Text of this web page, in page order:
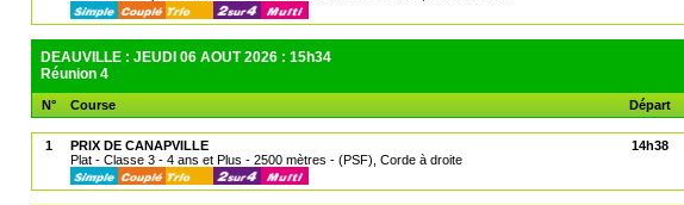
DEAUVILLE : JEUDI 06 AOUT 2026 : 15h34
Réunion 4
N° Course Départ
1
PRIX DE CANAPVILLE
Plat - Classe 3 - 4 ans et Plus - 2500 mètres - (PSF), Corde à droite
14h38